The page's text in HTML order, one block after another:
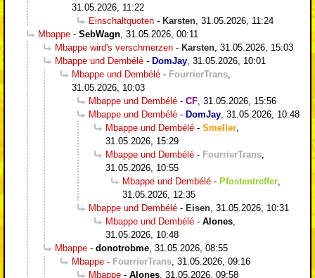
31.05.2026, 11:22
Einschaltquoten - Karsten 31.05.2026, 11:24
Mbappe - SebWagn 31.05.2026, 00:11
Mbappe wird's verschmerzen - Karsten 31.05.2026, 15:03
Mbappe und Dembélé - DomJay 31.05.2026, 10:01
Mbappe und Dembélé - FourrierTrans
31.05.2026, 10:03
Mbappe und Dembélé - CF 31.05.2026, 15:56
Mbappe und Dembélé - DomJay 31.05.2026, 10:48
Mbappe und Dembélé - Smeller
31.05.2026, 15:29
Mbappe und Dembélé - FourrierTrans
31.05.2026, 10:55
Mbappe und Dembélé - Pfostentreffer
31.05.2026, 12:35
Mbappe und Dembélé - Eisen 31.05.2026, 10:31
Mbappe und Dembélé - Alones
31.05.2026, 10:48
Mbappe - donotrobme 31.05.2026, 08:55
Mbappe - FourrierTrans 31.05.2026, 09:16
Mbappe - Alones 31.05.2026, 09:58